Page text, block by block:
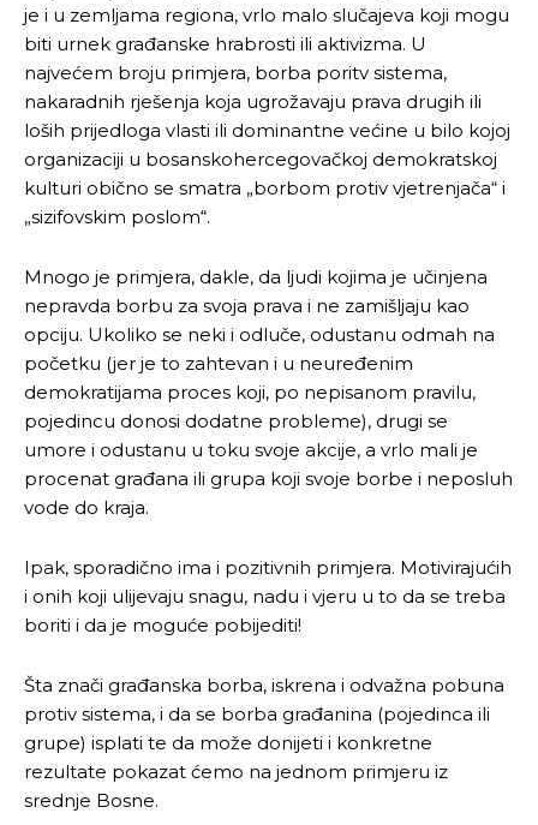
Pusti priču da živi!
Ovim putem želimo da vam se zahvalimo što ste
Objavi.ba
[wpuf_form id=”7463”]
Pusti priču da živi!
Ovim putem želimo da vam se zahvalimo što ste
Objavi.ba
[wpuf_form id=”7463”]
je i u zemljama regiona, vrlo malo slučajeva koji mogu
biti urnek građanske hrabrosti ili aktivizma. U
najvećem broju primjera, borba poritv sistema,
nakaradnih rješenja koja ugrožavaju prava drugih ili
loših prijedloga vlasti ili dominantne većine u bilo kojoj
organizaciji u bosanskohercegovačkoj demokratskoj
kulturi obično se smatra „borbom protiv vjetrenjača“ i
„sizifovskim poslom“.
Mnogo je primjera, dakle, da ljudi kojima je učinjena
nepravda borbu za svoja prava i ne zamišljaju kao
opciju. Ukoliko se neki i odluče, odustanu odmah na
početku (jer je to zahtevan i u neuređenim
demokratijama proces koji, po nepisanom pravilu,
pojedincu donosi dodatne probleme), drugi se
umore i odustanu u toku svoje akcije, a vrlo mali je
procenat građana ili grupa koji svoje borbe i neposluh
vode do kraja.
Ipak, sporadično ima i pozitivnih primjera. Motivirajućih
i onih koji ulijevaju snagu, nadu i vjeru u to da se treba
boriti i da je moguće pobijediti!
Šta znači građanska borba, iskrena i odvažna pobuna
protiv sistema, i da se borba građanina (pojedinca ili
grupe) isplati te da može donijeti i konkretne
rezultate pokazat ćemo na jednom primjeru iz
srednje Bosne.